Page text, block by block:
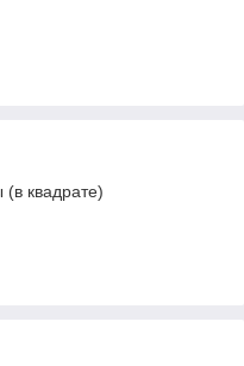
квадрате)